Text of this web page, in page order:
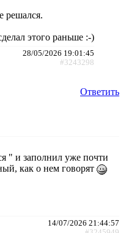
решался.
этого раньше :-)
28/05/2026 19:01:45
#3243298
Ответить
" и заполнил уже почти
как о нем говорят
14/07/2026 21:44:57